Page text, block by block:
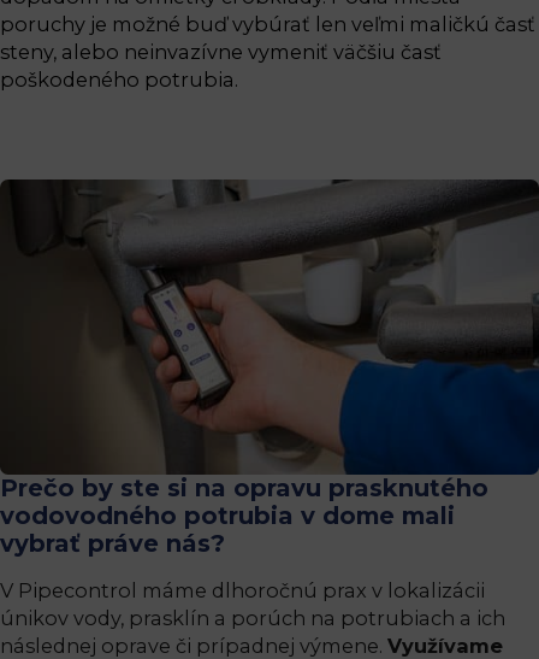
poruchy je možné buď vybúrať len veľmi maličkú časť
steny, alebo neinvazívne vymeniť väčšiu časť
poškodeného potrubia.
Prečo by ste si na opravu prasknutého
vodovodného potrubia v dome mali
vybrať práve nás?
V Pipecontrol máme dlhoročnú prax v lokalizácii
únikov vody, prasklín a porúch na potrubiach a ich
následnej oprave či prípadnej výmene. Využívame